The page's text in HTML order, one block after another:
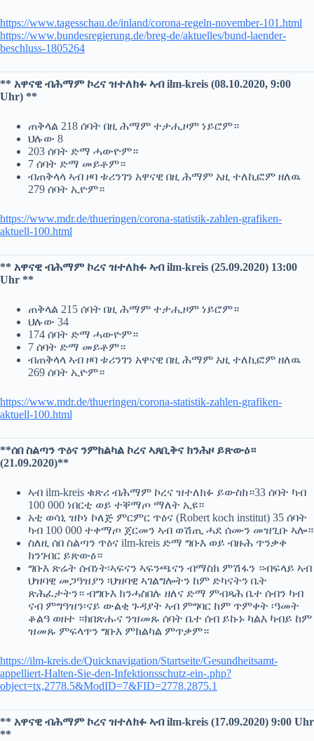
https://www.tagesschau.de/inland/corona-regeln-november-101.html
https://www.bundesregierung.de/breg-de/aktuelles/bund-laender-
beschluss-1805264
** አዋናዊ ብሕማም ኮረና ዝተለክፉ ኣብ ilm-kreis (08.10.2020, 9:00
Uhr) **
ጠቅላል 218 ሰባት በዚ ሕማም ተታሒዞም ነይሮም።
ህሉው 8
203 ሰባት ድማ ሓውዮም።
7 ሰባት ድማ መይቶም።
ብጠቅላላ ኣብ ዞባ ቱሪንገን አዋናዊ በዚ ሕማም አዚ ተለኪፎም ዘለዉ
279 ሰባት ኢዮም።
https://www.mdr.de/thueringen/corona-statistik-zahlen-grafiken-
aktuell-100.html
** አዋናዊ ብሕማም ኮረና ዝተለክፉ ኣብ ilm-kreis (25.09.2020) 13:00
Uhr **
ጠቅላል 215 ሰባት በዚ ሕማም ተታሒዞም ነይሮም።
ህሉው 34
174 ሰባት ድማ ሓውዮም።
7 ሰባት ድማ መይቶም።
ብጠቅላላ ኣብ ዞባ ቱሪንገን አዋናዊ በዚ ሕማም አዚ ተለኪፎም ዘለዉ
269 ሰባት ኢዮም።
https://www.mdr.de/thueringen/corona-statistik-zahlen-grafiken-
aktuell-100.html
**ሰበ ስልጣን ጥዕና ንምክልካል ኮረና ኣጸቢቅና ክንሕዞ ይጽውዕ።
(21.09.2020)**
ኣብ ilm-kreis ቁጽሪ ብሕማም ኮረና ዝተለክፉ ይውስክ።33 ሰባት ካብ
100 000 ነበርቲ ወይ ተቐማጦ ማለት ኢዩ።
አቲ ወሳኒ ዝኮነ ኮለጅ ምርምር ጥዕና (Robert koch institut) 35 ሰባት
ካብ 100 000 ተቀማጦ ጀርመን ኣብ ወሽጢ ሓደ ሰሙን መዝጊቡ ኣሎ።
ስለዚ ሰበ ስልጣን ጥዕና ilm-kreis ድማ ግቡእ ወይ ብዙሕ ጥንቃቀ
ክንገብር ይጽውዕ።
ግቡእ ጽሬት ሰብነት፡ኣፍናን ኣፍንጫናን ብማስክ ምሽፋን ።ብፍላይ ኣብ
ህዝባዊ መጋዓዝያን ፡ህዝባዊ ኣገልግሎትን ከም ድካናትን ቤት
ጽሕፈታትን። ብግቡእ ክንሓስበሉ ዘለና ድማ ምብጻሕ ቤተ ሰብን ካብ
ናብ ምግዓዝን፡ናይ ውልቂ ጉዳያት ኣብ ምግባር ከም ጥምቀት ፡ዓመት
ቆልዓ ወዘተ ።ክበጽሑና ንዝመጹ ሰባት ቤተ ሰብ ይኩኑ ካልእ ካብይ ከም
ዝመጹ ምፍላጥን ግቡእ ምክልካል ምጥቃም።
https://ilm-kreis.de/Quicknavigation/Startseite/Gesundheitsamt-
appelliert-Halten-Sie-den-Infektionsschutz-ein-.php?
object=tx,2778.5&ModID=7&FID=2778.2875.1
** አዋናዊ ብሕማም ኮረና ዝተለክፉ ኣብ ilm-kreis (17.09.2020) 9:00 Uhr
**